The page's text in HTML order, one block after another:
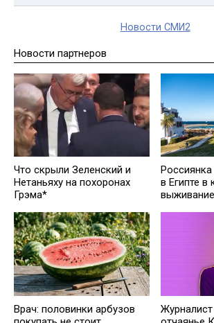
Новости СМИ2
Новости партнеров
Что скрыли Зеленский и
Нетаньяху на похоронах
Грэма*
в Египте в
выживание
Врач: половинки арбузов